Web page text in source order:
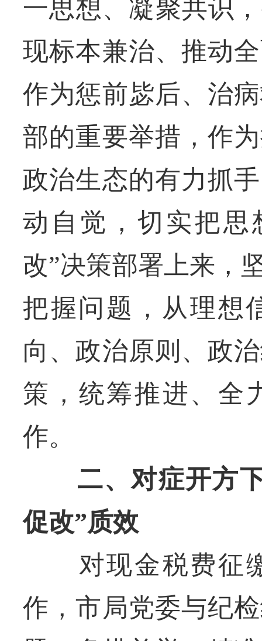
一思想、凝聚共识
现标本兼治、推动
作为惩前毖后、治
部的重要举措，作
政治生态的有力抓
动自觉，切实把思
改”决策部署上来，
把握问题，从理想
向、政治原则、政
策，统筹推进、全
作。
二、对症开方
促改”质效
对现金税费征缴
作，市局党委与纪